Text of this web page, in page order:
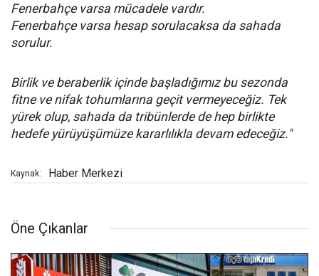
Fenerbahçe varsa mücadele vardır.
Fenerbahçe varsa hesap sorulacaksa da sahada
sorulur.
Birlik ve beraberlik içinde başladığımız bu sezonda
fitne ve nifak tohumlarına geçit vermeyeceğiz. Tek
yürek olup, sahada da tribünlerde de hep birlikte
hedefe yürüyüşümüze kararlılıkla devam edeceğiz."
Kaynak: Haber Merkezi
Öne Çıkanlar